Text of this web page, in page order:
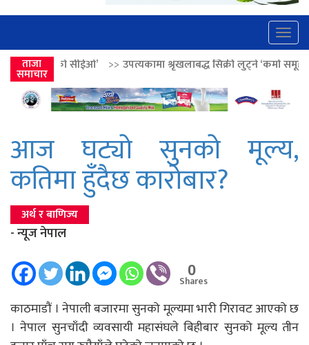
ताजा
समाचार
>>उपत्यकामा श्रृंखलाबद्ध सिक्री लुट्ने ‘कर्मा समूह’का नाइकेसहित पाँच
आज घट्यो सुनको मूल्य,
कतिमा हुँदैछ कारोबार?
अर्थ र बाणिज्य
- न्यूज नेपाल
0
Shares
काठमाडौं । नेपाली बजारमा सुनको मूल्यमा भारी गिरावट आएको छ
। नेपाल सुनचाँदी व्यवसायी महासंघले बिहीबार सुनको मूल्य तीन